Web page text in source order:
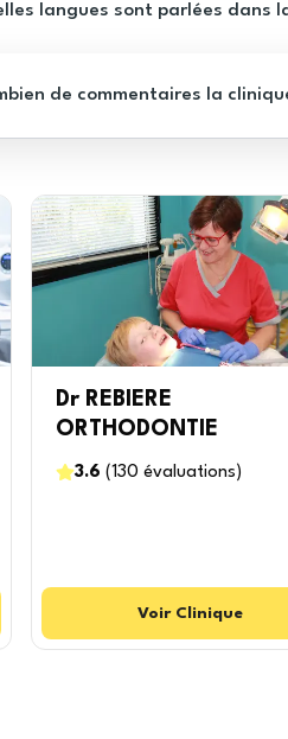
langues sont parlées dans
de commentaires la
Dr REBIERE
ORTHODONTIE
3.6 (130 évaluations )
Voir Clinique